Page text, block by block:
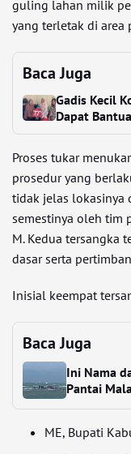
guling lahan milik
yang terletak di area
Baca Juga
Gadis Kecil
Dapat
Proses tukar
prosedur yang
tidak jelas lokasinya
semestinya oleh tim
M. Kedua tersangka
dasar serta
Inisial keempat
Baca Juga
Ini Nama
Pantai
ME, Bupati